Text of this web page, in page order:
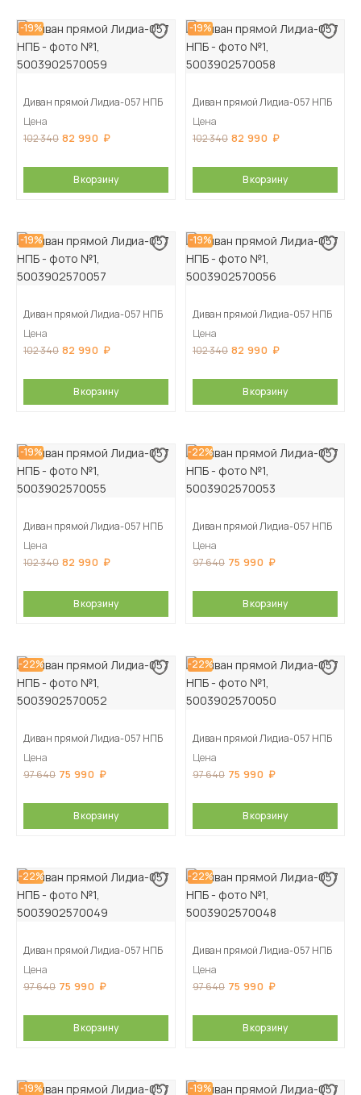
-19%
Диван прямой Лидиа-057 НПБ
Цена
102 340 82 990
В корзину
-19%
Диван прямой Лидиа-057 НПБ
Цена
102 340 82 990
В корзину
-19%
Диван прямой Лидиа-057 НПБ
Цена
102 340 82 990
В корзину
-19%
Диван прямой Лидиа-057 НПБ
Цена
102 340 82 990
В корзину
-19%
Диван прямой Лидиа-057 НПБ
Цена
102 340 82 990
В корзину
-22%
Диван прямой Лидиа-057 НПБ
Цена
97 640 75 990
В корзину
-22%
Диван прямой Лидиа-057 НПБ
Цена
97 640 75 990
В корзину
-22%
Диван прямой Лидиа-057 НПБ
Цена
97 640 75 990
В корзину
-22%
Диван прямой Лидиа-057 НПБ
Цена
97 640 75 990
В корзину
-22%
Диван прямой Лидиа-057 НПБ
Цена
97 640 75 990
В корзину
-19% -19%